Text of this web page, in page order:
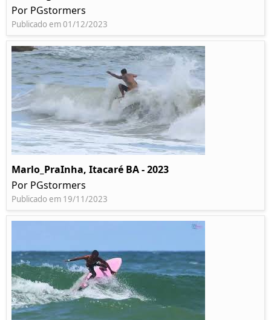
Por PGstormers
Publicado em 01/12/2023
Marlo_PraInha, Itacaré BA - 2023
Por PGstormers
Publicado em 19/11/2023